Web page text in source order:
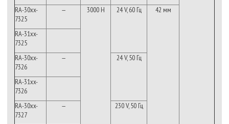
RA-30xx-
7325
— 3000 Н 24 V, 60 Гц 42 мм
RA-31xx-
7325
RA-30xx-
7326
— 24 V, 50 Гц
RA-31xx-
7326
RA-30xx-
7327
— 230 V, 50 Гц